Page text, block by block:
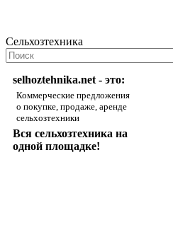
Сельхозтехника
selhoztehnika.net - это:
Коммерческие предложения
о покупке, продаже, аренде
сельхозтехники
Вся сельхозтехника на
одной площадке!